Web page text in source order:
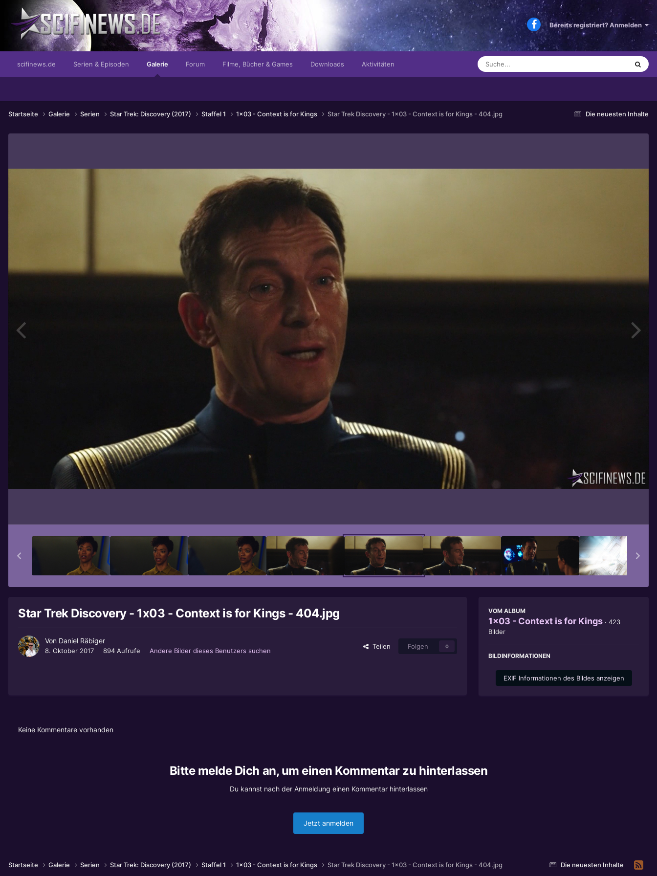
Bereits registriert? Anmelden
scifinews.de Serien & Episoden Galerie Forum Filme, Bücher & Games Downloads Aktivitäten
Die neuesten Inhalte
Startseite Galerie Serien Star Trek: Discovery (2017) Staffel 1 1x03 - Context is for Kings Star Trek Discovery - 1x03 - Context is for Kings - 404.jpg
Star Trek Discovery - 1x03 - Context is for Kings - 404.jpg
Von Daniel Räbiger
8. Oktober 2017 894 Aufrufe Andere Bilder dieses Benutzers suchen
Teilen Folgen 0
VOM ALBUM
1x03 - Context is for Kings · 423
Bilder
BILDINFORMATIONEN
EXIF Informationen des Bildes anzeigen
Keine Kommentare vorhanden
Bitte melde Dich an, um einen Kommentar zu hinterlassen
Du kannst nach der Anmeldung einen Kommentar hinterlassen
Jetzt anmelden
Die neuesten Inhalte
Startseite Galerie Serien Star Trek: Discovery (2017) Staffel 1 1x03 - Context is for Kings Star Trek Discovery - 1x03 - Context is for Kings - 404.jpg